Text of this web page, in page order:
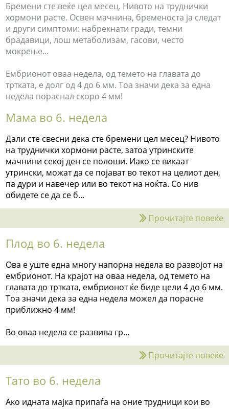
Бремени сте веќе цел месец. Нивото на труднички
хормони расте. Освен мачнина, бременоста ја следат
и други симптоми: набрекнати гради, темни
брадавици, лош метаболизам, гасови, често
мокрење...
Ембрионот оваа недела, од темето на главата до
тртката, е долг од 4 до 6 мм. Тоа значи дека за една
недела пораснал скоро 4 мм!
Мама во 6. недела
Дали сте свесни дека сте бремени цел месец? Нивото
на труднички хормони расте, затоа утринските
мачнини секој ден се полоши. Иако се викаат
утрински, можат да се појават во текот на целиот ден,
па дури и навечер или во текот на ноќта. Со нив
обидете се да се б...
Прочитајте повеќе
Плод во 6. недела
Ова е уште една многу напорна недела во развојот на
ембрионот. На крајот на оваа недела, од темето на
главата до тртката, ембрионот ќе биде цели 4 до 6 мм.
Тоа значи дека за една недела можел да порасне
приближно 4 мм!
Во оваа недела се развива гр...
Прочитајте повеќе
Тато во 6. недела
Ако идната мајка припаѓа на оние трудници кои во